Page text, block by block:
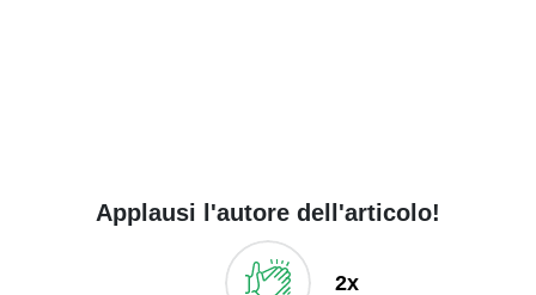
Applausi l'autore dell'articolo!
2x